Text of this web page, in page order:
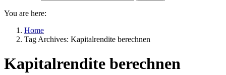
You are here:
Home
Tag Archives: Kapitalrendite berechnen
Kapitalrendite berechnen